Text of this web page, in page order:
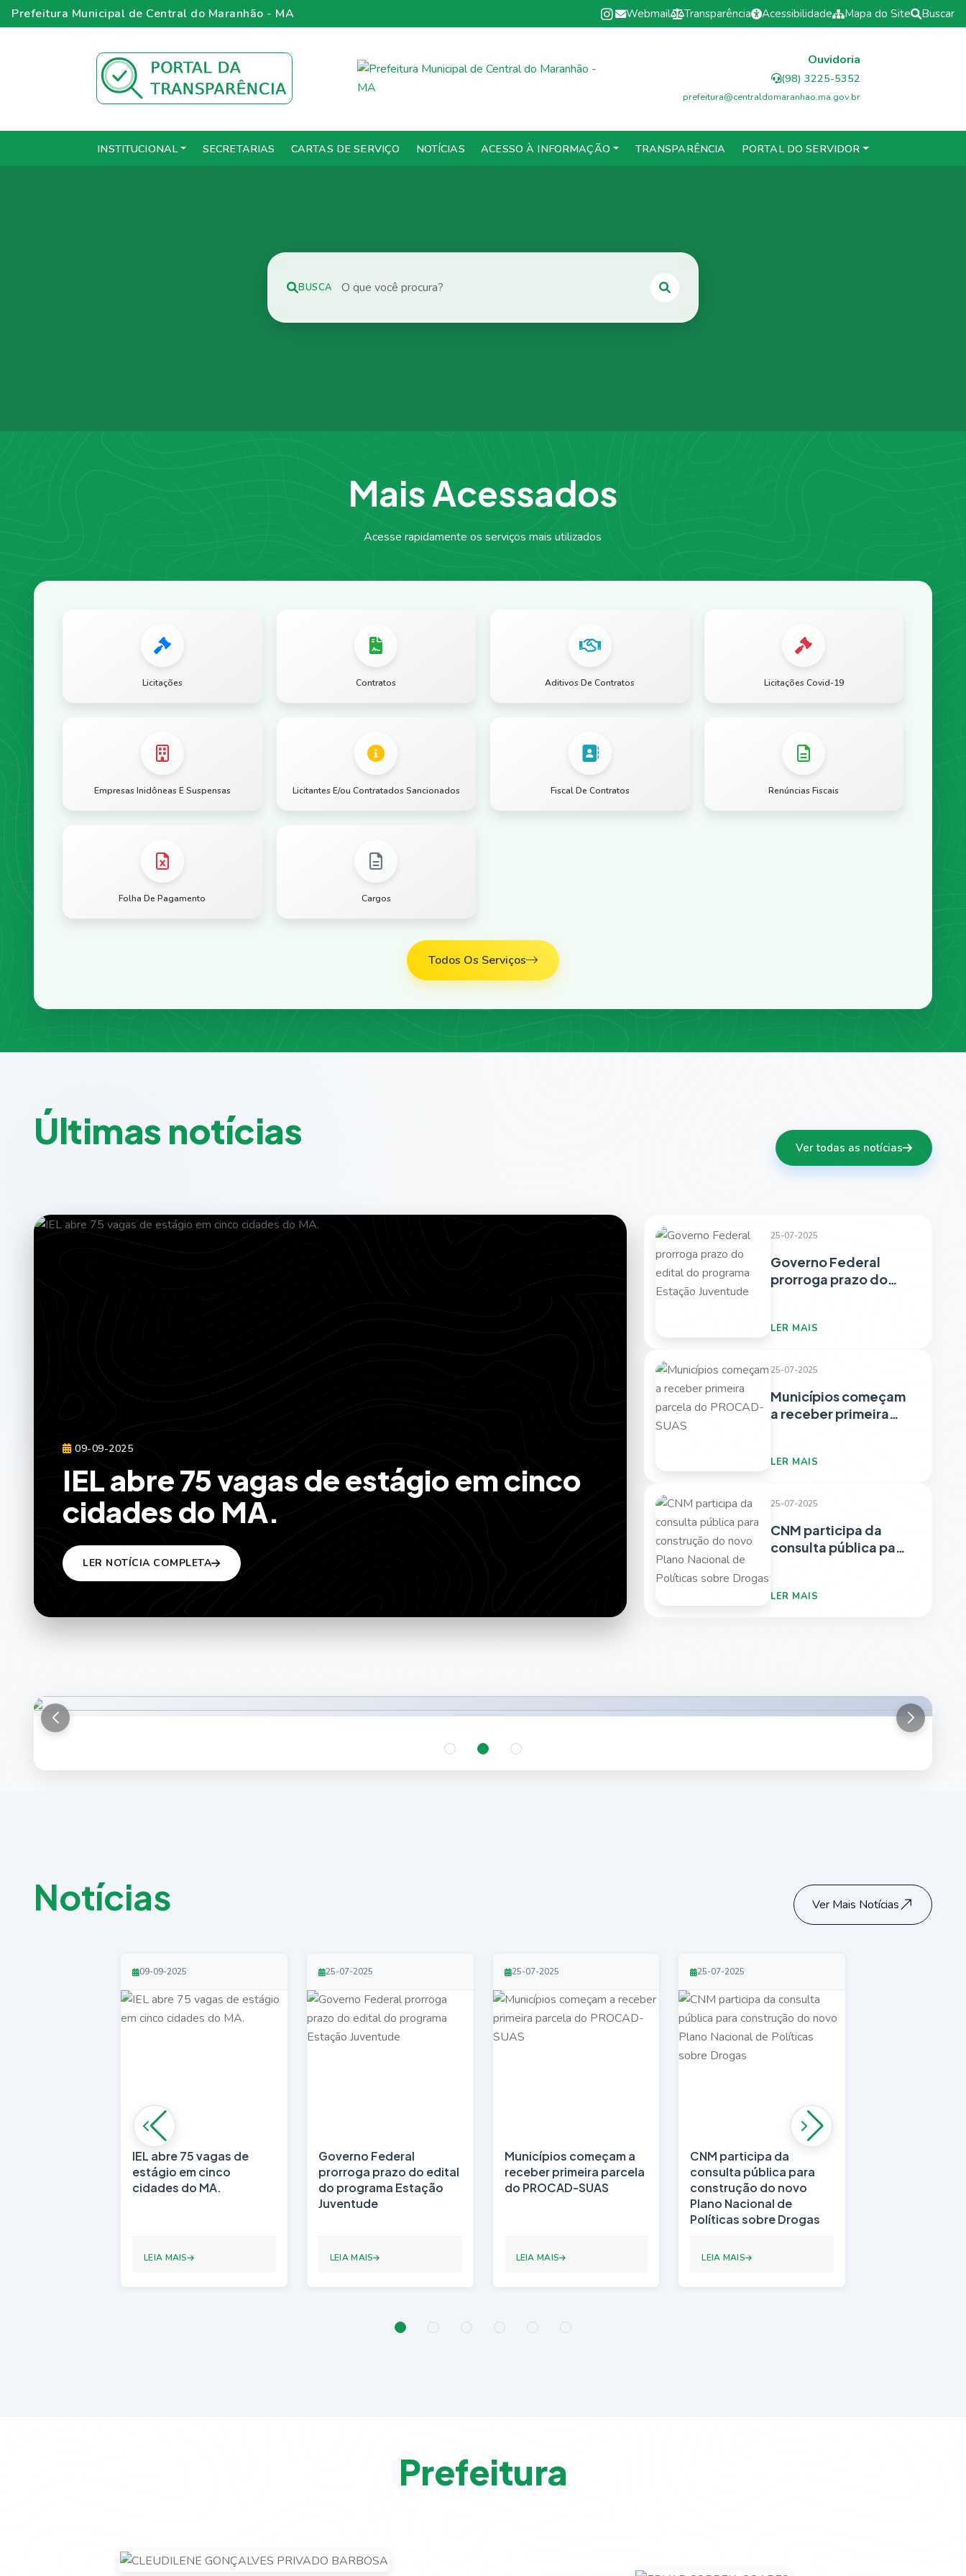
Prefeitura Municipal de Central do Maranhão - MA Webmail Transparência Acessibilidade Mapa do Site Buscar
Ouvidoria
(98) 3225-5352
prefeitura@centraldomaranhao.ma.gov.br
INSTITUCIONAL SECRETARIAS CARTAS DE SERVIÇO NOTÍCIAS ACESSO À INFORMAÇÃO TRANSPARÊNCIA PORTAL DO SERVIDOR
BUSCA
MaisAcessados
Acesse rapidamente os serviços mais utilizados
Licitações Contratos Aditivos De Contratos Licitações Covid-19
Empresas Inidôneas E Suspensas Licitantes E/ou Contratados Sancionados Fiscal De Contratos Renúncias Fiscais
Folha De Pagamento Cargos
Todos Os Serviços
Últimas notícias Ver todas as notícias
09-09-2025
IEL abre 75 vagas de estágio em cinco
cidades do MA.
LER NOTÍCIA COMPLETA
25-07-2025
Governo Federal
prorroga prazo do
LER MAIS
25-07-2025
Municípios começam
a receber primeira
LER MAIS
25-07-2025
CNM participa da
consulta pública para
Políticas sobre
LER MAIS
Notícias Ver Mais Notícias
09-09-2025
IEL abre 75 vagas de
estágio em cinco
cidades do MA.
LEIA MAIS
25-07-2025
Governo Federal
prorroga prazo do edital
do programa Estação
Juventude
LEIA MAIS
25-07-2025
Municípios começam a
receber primeira parcela
do PROCAD-SUAS
LEIA MAIS
25-07-2025
CNM participa da
consulta pública para
construção do novo
Plano Nacional de
Políticas sobre Drogas
LEIA MAIS
Prefeitura